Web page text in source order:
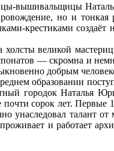
вышивальщицы
но и тонкая
крестиками
великой
— скромна и
добрым
образовании
городок Наталья
сорок лет. Первые
унаследовал талант от
и работает